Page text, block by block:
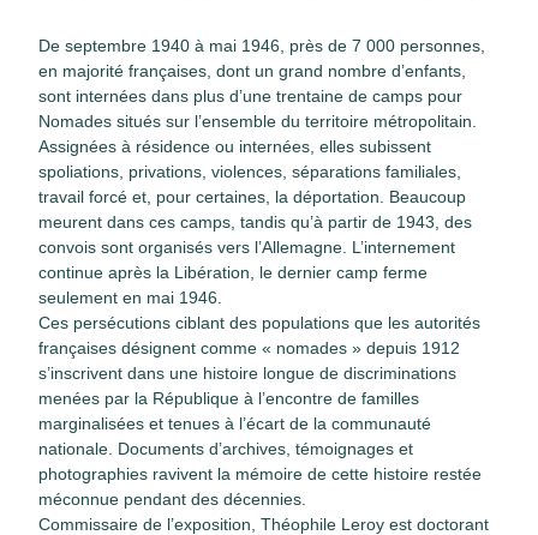
De septembre 1940 à mai 1946, près de 7 000 personnes,
en majorité françaises, dont un grand nombre d’enfants,
sont internées dans plus d’une trentaine de camps pour
Nomades situés sur l’ensemble du territoire métropolitain.
Assignées à résidence ou internées, elles subissent
spoliations, privations, violences, séparations familiales,
travail forcé et, pour certaines, la déportation. Beaucoup
meurent dans ces camps, tandis qu’à partir de 1943, des
convois sont organisés vers l’Allemagne. L’internement
continue après la Libération, le dernier camp ferme
seulement en mai 1946.
Ces persécutions ciblant des populations que les autorités
françaises désignent comme « nomades » depuis 1912
s’inscrivent dans une histoire longue de discriminations
menées par la République à l’encontre de familles
marginalisées et tenues à l’écart de la communauté
nationale. Documents d’archives, témoignages et
photographies ravivent la mémoire de cette histoire restée
méconnue pendant des décennies.
Commissaire de l’exposition, Théophile Leroy est doctorant